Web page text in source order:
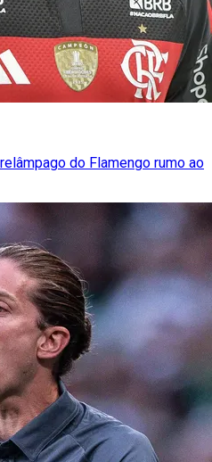
do Flamengo rumo ao